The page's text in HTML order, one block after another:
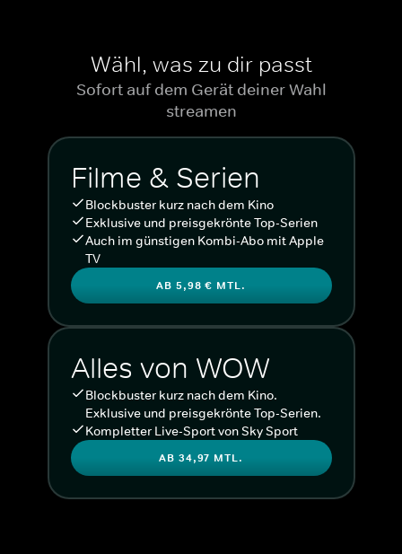
Wähl, was zu dir passt
Sofort auf dem Gerät deiner Wahl
streamen
Filme & Serien
Blockbuster kurz nach dem Kino
Exklusive und preisgekrönte Top-Serien
Auch im günstigen Kombi-Abo mit Apple
TV
AB 5,98 € MTL.
Alles von WOW
Blockbuster kurz nach dem Kino.
Exklusive und preisgekrönte Top-Serien.
Kompletter Live-Sport von Sky Sport
AB 34,97 MTL.